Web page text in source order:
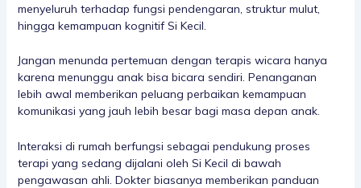
menyeluruh terhadap fungsi pendengaran, struktur mulut,
hingga kemampuan kognitif Si Kecil.
Jangan menunda pertemuan dengan terapis wicara hanya
karena menunggu anak bisa bicara sendiri. Penanganan
lebih awal memberikan peluang perbaikan kemampuan
komunikasi yang jauh lebih besar bagi masa depan anak.
Interaksi di rumah berfungsi sebagai pendukung proses
terapi yang sedang dijalani oleh Si Kecil di bawah
pengawasan ahli. Dokter biasanya memberikan panduan